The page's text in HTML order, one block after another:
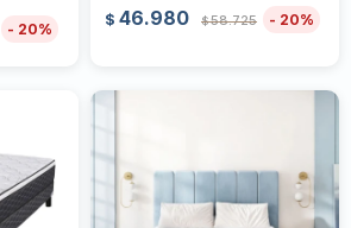
20
$ 46.980 $58.725 20